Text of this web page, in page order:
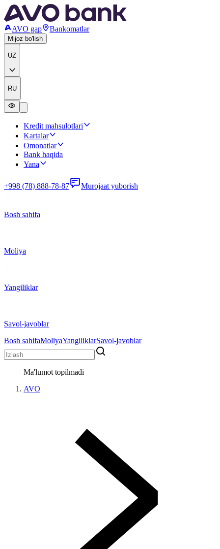
AVO gap Bankomatlar
Mijoz bo'lish
UZ
RU
Kredit mahsulotlari
Kartalar
Omonatlar
Bank haqida
Yana
+998 (78) 888-78-87 Murojaat yuborish
Bosh sahifa
Moliya
Yangiliklar
Savol-javoblar
Bosh sahifaMoliyaYangiliklarSavol-javoblar
Ma'lumot topilmadi
AVO